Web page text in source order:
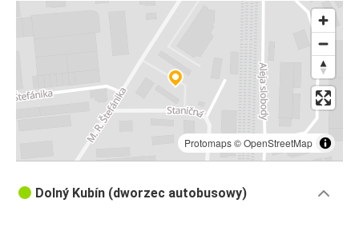
Protomaps©OpenStreetMap
Dolný Kubín (dworzec autobusowy)